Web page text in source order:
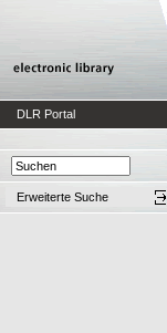
DLR Portal
Erweiterte Suche